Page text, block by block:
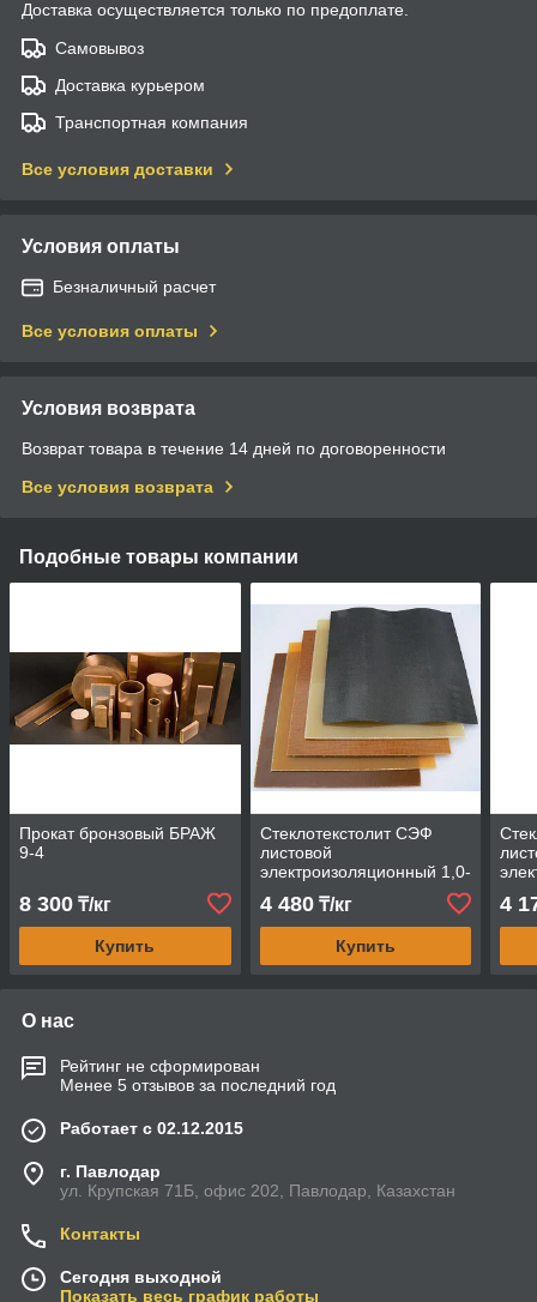
Доставка осуществляется только по предоплате.
Самовывоз
Доставка курьером
Транспортная компания
Все условия доставки
Условия оплаты
Безналичный расчет
Все условия оплаты
Условия возврата
Возврат товара в течение 14 дней по договоренности
Все условия возврата
Подобные товары компании
Прокат бронзовый БРАЖ
9-4
8 300 ₸/кг
Купить
Стеклотекстолит СЭФ
листовой
электроизоляционный 1,0-
4 480₸/кг
Купить
4
О нас
Рейтинг не сформирован
Менее 5 отзывов за последний год
Работает с 02.12.2015
г. Павлодар
ул. Крупская 71Б, офис 202, Павлодар, Казахстан
Контакты
Сегодня выходной
Показать весь график работы